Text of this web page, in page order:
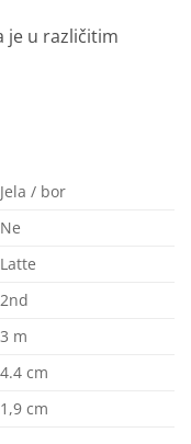
je u različitim
Jela / bor
Ne
Latte
2nd
3 m
4.4 cm
1,9 cm